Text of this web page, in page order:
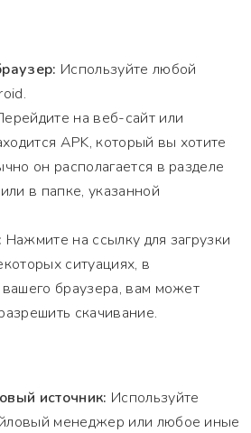
Используйте любой
на веб-сайт или
APK, который вы хотите
он располагается в разделе
в папке, указанной
Нажмите на ссылку для загрузки
ситуациях, в
браузера, вам может
скачивание.
источник: Используйте
менеджер или любое иные